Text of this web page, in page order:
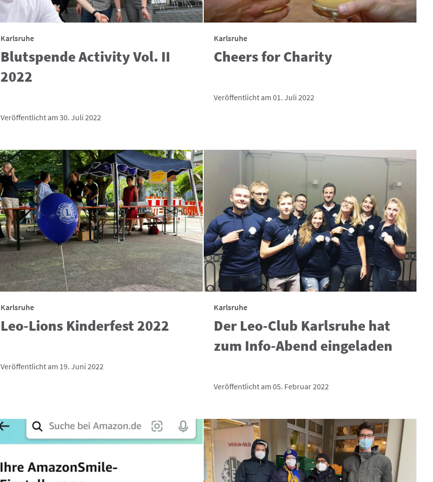
Karlsruhe
Blutspende Activity Vol. II
2022
Veröffentlicht am 30. Juli 2022
Karlsruhe
Cheers for Charity
Veröffentlicht am 01. Juli 2022
Karlsruhe
Leo-Lions Kinderfest 2022
Veröffentlicht am 19. Juni 2022
Karlsruhe
Der Leo-Club Karlsruhe hat
zum Info-Abend eingeladen
Veröffentlicht am 05. Februar 2022